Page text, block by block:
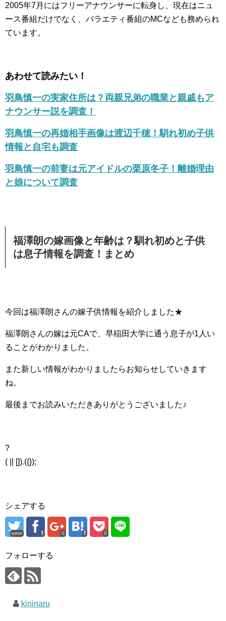
2005年7月にはフリーアナウンサーに転身し、現在はニュ
ース番組だけでなく、バラエティ番組のMCなども務められ
ています。
あわせて読みたい！
羽鳥慎一の実家住所は？両親兄弟の職業と親戚もア
ナウンサー説を調査！
羽鳥慎一の再婚相手画像は渡辺千穂！馴れ初め子供
情報と自宅も調査
羽鳥慎一の前妻は元アイドルの栗原冬子！離婚理由
と娘について調査
福澤朗の嫁画像と年齢は？馴れ初めと子供
は息子情報を調査！まとめ
今回は福澤朗さんの嫁子供情報を紹介しました★
福澤朗さんの嫁は元CAで、早稲田大学に通う息子が1人い
ることがわかりました。
また新しい情報がわかりましたらお知らせしていきます
ね。
最後までお読みいただきありがとうございました♪
?
( || []).({});
シェアする
error 0 0
フォローする
kininaru